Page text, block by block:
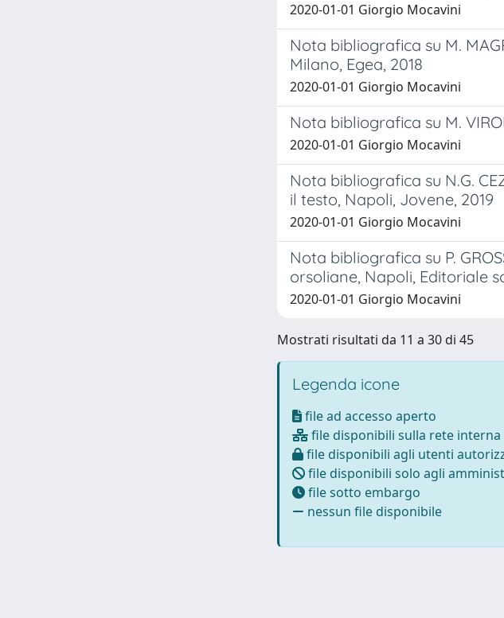
2020-01-01 Giorgio Mocavini
Nota bibliografica su M.
Milano, Egea, 2018
2020-01-01 Giorgio Mocavini
Nota bibliografica su M.
2020-01-01 Giorgio Mocavini
Nota bibliografica su N.G.
il testo, Napoli, Jovene, 2019
2020-01-01 Giorgio Mocavini
Nota bibliografica su P.
orsoliane, Napoli, Editoriale
2020-01-01 Giorgio Mocavini
Mostrati risultati da 11 a 30 di 45
Legenda icone
file ad accesso aperto
file disponibili sulla rete interna
file disponibili agli utenti
file disponibili solo agli
file sotto embargo
nessun file disponibile